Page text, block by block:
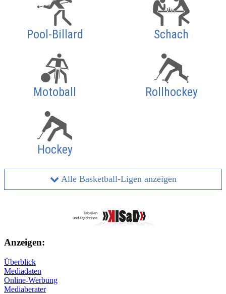
Pool-Billard Schach
Motoball Rollhockey
Hockey
Alle Basketball-Ligen anzeigen
Anzeigen:
Überblick
Mediadaten
Online-Werbung
Mediaberater